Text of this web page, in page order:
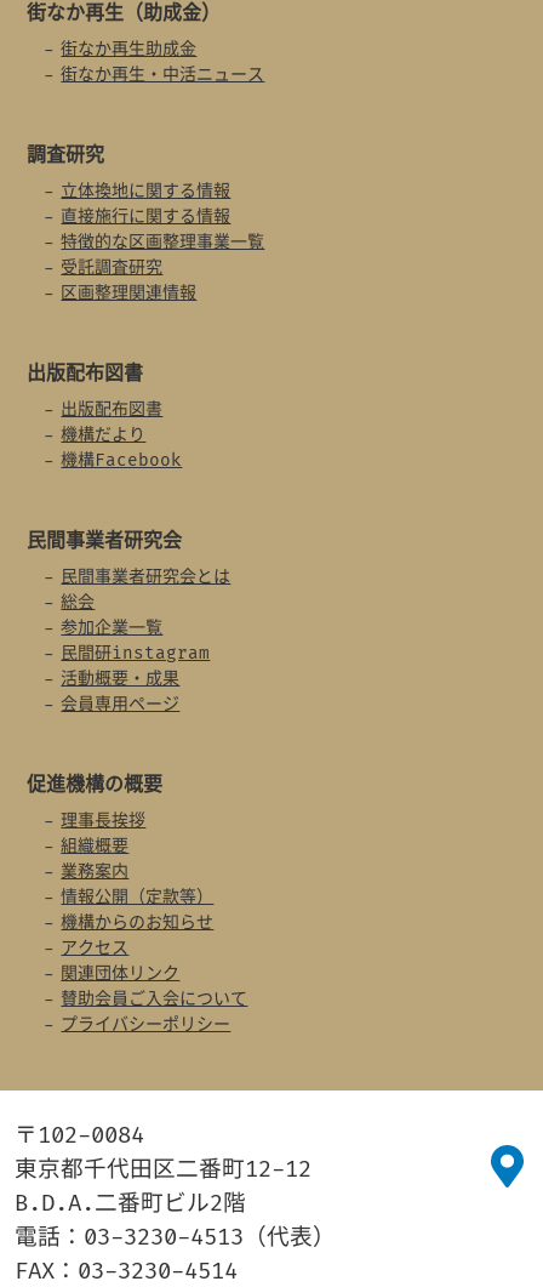
街なか再生 （助成金）
街なか再生助成金
街なか再生・中活ニュース
調査研究
立体換地に関する情報
直接施行に関する情報
特徴的な区画整理事業一覧
受託調査研究
区画整理関連情報
出版配布図書
出版配布図書
機構だより
機構Facebook
民間事業者研究会
民間事業者研究会とは
総会
参加企業一覧
民間研instagram
活動概要・成果
会員専用ページ
促進機構の概要
理事長挨拶
組織概要
業務案内
情報公開（定款等）
機構からのお知らせ
アクセス
関連団体リンク
賛助会員ご入会について
プライバシーポリシー
〒102-0084
東京都千代田区二番町12-12
B.D.A.二番町ビル2階
電話：03-3230-4513（代表）
FAX：03-3230-4514